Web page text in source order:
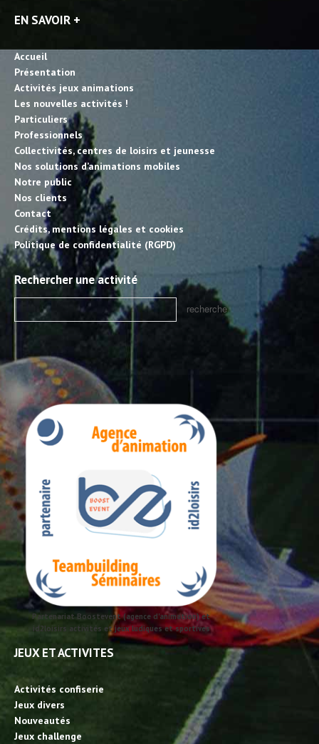
EN SAVOIR +
Accueil
Présentation
Activités jeux animations
Les nouvelles activités !
Particuliers
Professionnels
Collectivités, centres de loisirs et jeunesse
Nos solutions d’animations mobiles
Notre public
Nos clients
Contact
Crédits, mentions légales et cookies
Politique de confidentialité (RGPD)
Rechercher une activité
Partenariat Boostevent (agence d'animation) et
id2loisirs activités et jeux ludiques et sportives
JEUX ET ACTIVITES
Activités confiserie
Jeux divers
Nouveautés
Jeux challenge